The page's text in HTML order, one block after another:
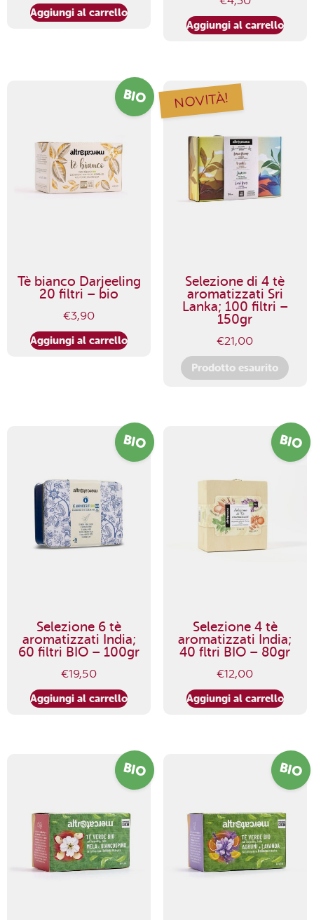
Aggiungi al carrello
Aggiungi al carrello
BIO
Tè bianco Darjeeling
20 filtri – bio
€3,90
Aggiungi al carrello
NOVITÀ!
Selezione di 4 tè
aromatizzati Sri
Lanka; 100 filtri –
150gr
€21,00
Prodotto esaurito
BIO
Selezione 6 tè
aromatizzati India;
60 filtri BIO – 100gr
€19,50
Aggiungi al carrello
BIO
Selezione 4 tè
aromatizzati India;
40 fltri BIO – 80gr
€12,00
Aggiungi al carrello
BIO BIO